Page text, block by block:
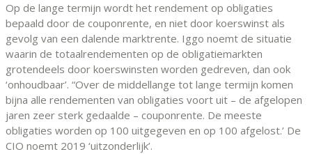
Op de lange termijn wordt het rendement op obligaties
bepaald door de couponrente, en niet door koerswinst als
gevolg van een dalende marktrente. Iggo noemt de situatie
waarin de totaalrendementen op de obligatiemarkten
grotendeels door koerswinsten worden gedreven, dan ook
‘onhoudbaar’. “Over de middellange tot lange termijn komen
bijna alle rendementen van obligaties voort uit – de afgelopen
jaren zeer sterk gedaalde – couponrente. De meeste
obligaties worden op 100 uitgegeven en op 100 afgelost.’ De
CIO noemt 2019 ‘uitzonderlijk’.